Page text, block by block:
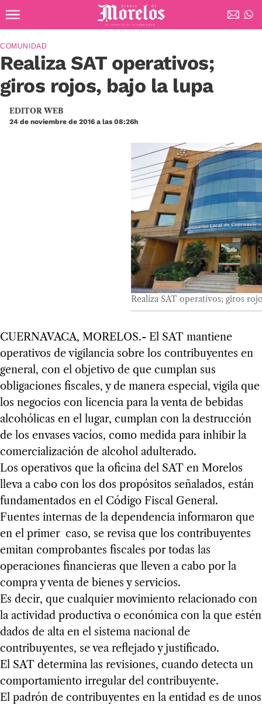
Diario de Morelos
Realiza SAT operativos;
giros rojos, bajo la lupa
COMUNIDAD
EDITOR WEB
24 de noviembre de 2016 a las 08:26h
Realiza SAT operativos; giros
CUERNAVACA, MORELOS.- El SAT mantiene
operativos de vigilancia sobre los contribuyentes en
general, con el objetivo de que cumplan sus
obligaciones fiscales, y de manera especial, vigila que
los negocios con licencia para la venta de bebidas
alcohólicas en el lugar, cumplan con la destrucción
de los envases vacíos, como medida para inhibir la
comercialización de alcohol adulterado.
Los operativos que la oficina del SAT en Morelos
lleva a cabo con los dos propósitos señalados, están
fundamentados en el Código Fiscal General.
Fuentes internas de la dependencia informaron que
en el primer caso, se revisa que los contribuyentes
emitan comprobantes fiscales por todas las
operaciones financieras que lleven a cabo por la
compra y venta de bienes y servicios.
Es decir, que cualquier movimiento relacionado con
la actividad productiva o económica con la que estén
dados de alta en el sistema nacional de
contribuyentes, se vea reflejado y justificado.
El SAT determina las revisiones, cuando detecta un
comportamiento irregular del contribuyente.
El padrón de contribuyentes en la entidad es de unos